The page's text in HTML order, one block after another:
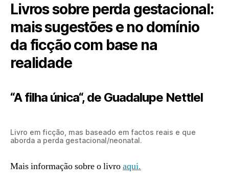
Livros sobre perda gestacional:
mais sugestões e no domínio
da ficção com base na
realidade
“A filha única“, de Guadalupe Nettlel
Livro em ficção, mas baseado em factos reais e que
aborda a perda gestacional/neonatal.
Mais informação sobre o livroaqui.